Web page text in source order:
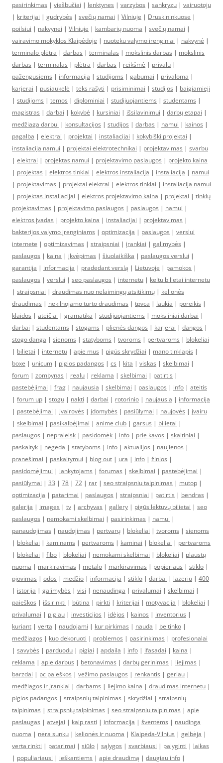
pasirinkimas | viešbučiai | lenktynes | varzybos | sankryzu | vairuotoju
| kriterijai | gudrybės | svečių namai | Vilniuje | Druskininkuose |
poilsiui | nakvynei | Vilniuje | kambarių nuoma | svečių namai |
vairavimo mokyklos Klaipėdoje | nuoteku valymo irenginiai | nakvynė |
terminalo plėtra | darbas | terminalas | mokslinis darbas | mokslinis
darbas | terminalas | plėtra | darbas | reikšmė | privalu |
pažengusiems | informacija | studijoms | gabumai | privaloma |
karjerai | pusiaukelė | teks rašyti | prisiminimai | studijos | baigiamieji
| studijoms | temos | diplominiai | studijuojantiems | studentams |
magistras | darbai | kokybė | kursiniai | išsilavinimui | darbų etapai |
medžiaga darbui | konsultacijos | studijos | darbas | namui | kainos |
pagalba | elektrai | projektai | instaliacijai | kokybiški projektai |
instaliacija namui | projektai elektrotechnikai | projektavimas | svarbu
| elektrai | projektas namui | projektavimo paslaugos | projekto kaina
| projektas | elektros tinklai | elektros instaliacija | instaliacija | namui
| projektavimas | projektai elektrai | elektros tinklai | instaliacija namui
| projektas instaliacijai | elektros projektavimo kaina | projektai | tinklų
projektavimas | projektavimo paslaugos | paslaugos | namui |
elektros įvadas | projekto kaina | instaliacijai | projektavimas |
bakterijos valymo įrenginiams | optimizacija | paslaugos | verslui
internete | optimizavimas | straipsniai | įrankiai | galimybės |
paslaugos | kaina | įkvėpimas | šiuolaikiška | paslaugos verslui |
garantija | informacija | pradedant verslą | Lietuvoje | pamokos |
paslaugos | verslui | seo paslaugos | internetu | keltu bilietai internetu
| straipsniai | draudimas nuo nelaimingų atsitikimų | kelionės
draudimas | nekilnojamo turto draudimas | tpvca | laukia | poreikis |
klaidos | ateičiai | gramatika | studijuojantiems | moksliniai darbai |
darbai | studentams | stogams | plienės dangos | karjerai | dangos |
stogo danga | sienoms | statyboms | tvoroms | pertvaroms | blokeliai
| bilietai | internetu | apie mus | pigūs skrydžiai | mano tinklapis |
boxe | unicum | pigios padangos | cs | kita | viskas | skelbimai |
forum | zombynas | realu | reklama | skelbimai | patirtis |
pastebėjimai | frag | naujausia | skelbimai | paslaugos | info | ateitis
| forum up | stogu | nakti | darbai | rotorinio | naujausia | informacija
| pastebėjimai | įvairovės | įdomybės | pasiūlymai | naujovės | įvairu
| skelbimai | pasikalbėjimai | anime club | garsus | bilietai |
paslaugos | nepraleisk | pasidomėk | info | prie kavos | skaitiniai |
paskaityk | negeda | statyboms | info | aktualijos | naujienos |
pranešimai | paskaitymui | blog out | ura | info | žinios |
pasidomėjimui | lankytojams | forumas | skelbimai | pastebėjimai |
pasiūlymai | 33 | 78 | 72 | rar | seo straipsniu talpinimas | mutop |
optimizacija | patarimai | paslaugos | straipsniai | patirtis | bendras |
galerija | images | tv | archyvas | gallery | pigūs lėktuvų bilietai | seo
paslaugos | nemokami skelbimai | pasirinkimas | namui |
panaudojimas | naudojimas | pertvarų | blokeliai | tvoroms | sienoms
| blokeliai | kaminams | pertvaroms | kaminai | blokeliai | pertvaroms
| blokeliai | fibo | blokeliai | nemokami skelbimai | blokeliai | plaustų
nuoma | markiravimas | metalo | markiravimas | popieriaus | stiklo |
pjovimas | odos | medžio | informacija | stiklo | darbai | lazeriu | 400
| istorija | galimybės | visi | nenaudinga | privalumai | skelbimai |
paieškos | išsirinkti | būtina | pirkti | kriterijai | motyvacija | blokeliai |
privalumai | pigiau | investicijos | idėjos | kainos | inventorius |
kuriant | verta | naudojami | kur pirkimas | nauda | be tinko |
medžiagos | kuo dekoruoti | problemos | pasirinkimas | profesionalai
| savybės | parduodu | pigiai | apdaila | info | ifasadai | kaina |
reklama | apie darbus | betonavimas | darbų gerinimas | liejimas |
barzdai | pc paieškos | vežimo paslaugos | renkantis | geriau |
medžiagos ir įrankiai | darbams | liejimo kaina | draudimas internetu |
pigios padangos | straipsnių talpinimas | skrydžiai | straipsnių
talpinimas | straipsnių talpinimas | seo straipsniu talpinimas | apie
paslaugas | atvejai | kaip rasti | informacija | šventėms | naudinga
nuoma | nėra sunku | kelionės ir nuoma | Klaipėda-Vilnius | gelbėja |
verta rinkti | patarimai | siūlo | sąlygos | svarbiausi | palyginti | laikas
| populiariausi | ieškantiems | apie draudimą | daugiau info |